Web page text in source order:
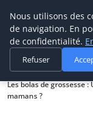
Maman-
Accueil
Grossesse
Les bolas de grossesse
mamans ?
Nous utilisons des
de navigation. En
de confidentialité.
Refuser